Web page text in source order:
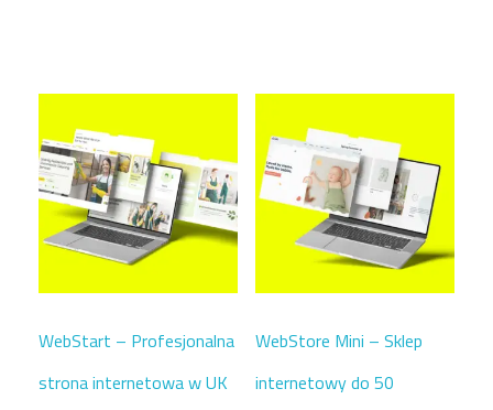
WebStart – Profesjonalna
strona internetowa w UK
WebStore Mini – Sklep
internetowy do 50